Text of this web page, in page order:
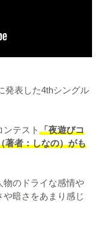
発表した4thシングル
テスト「夜遊びコ
著者：しなの）がも
物のドライな感情や
暗さをあまり感じ